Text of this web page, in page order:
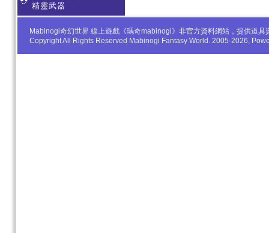
精靈武器
Mabinogi奇幻世界 線上遊戲《瑪奇mabinogi》非官方資料網站，提供道
Copyright All Rights Reserved Mabinogi Fantasy World. 2005-2026,